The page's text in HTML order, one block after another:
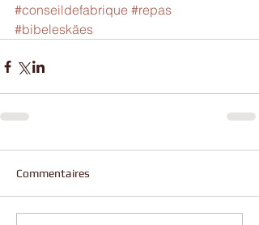
#conseildefabrique #repas
#bibeleskäes
Commentaires